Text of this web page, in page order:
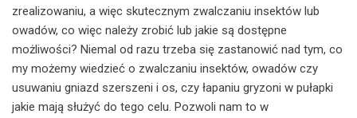
zrealizowaniu, a więc skutecznym zwalczaniu insektów lub
owadów, co więc należy zrobić lub jakie są dostępne
możliwości? Niemal od razu trzeba się zastanowić nad tym, co
my możemy wiedzieć o zwalczaniu insektów, owadów czy
usuwaniu gniazd szerszeni i os, czy łapaniu gryzoni w pułapki
jakie mają służyć do tego celu. Pozwoli nam to w